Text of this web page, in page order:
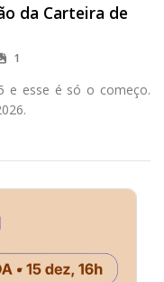
da Carteira de
1
e esse é só o começo.